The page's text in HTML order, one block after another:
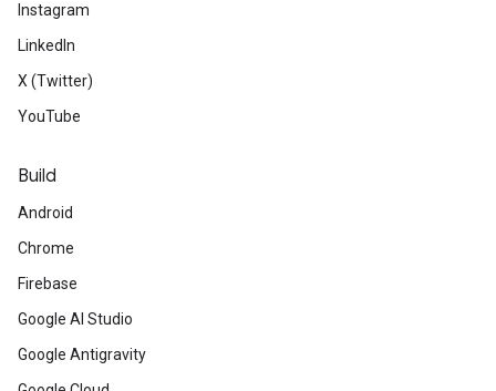
Instagram
LinkedIn
X (Twitter)
YouTube
Build
Android
Chrome
Firebase
Google AI Studio
Google Antigravity